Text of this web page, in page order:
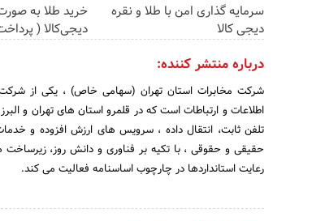
سرمایه گذاری امن با طلا و نقره
دیجی کالا
خرید طلا به
دیجی‌کالا ( پرداخت 12
درباره منتشر کننده:
شرکت مخابرات استان تهران (سهامی خاص) ، یکی از
اطلاعات و ارتباطات است که در قلمرو استان های تهران و
حقیقی و حقوقی ، با تکیه بر فناوری و دانش روز،
رعایت استانداردها در چارچوب اساسنامه فعالیت می کند.